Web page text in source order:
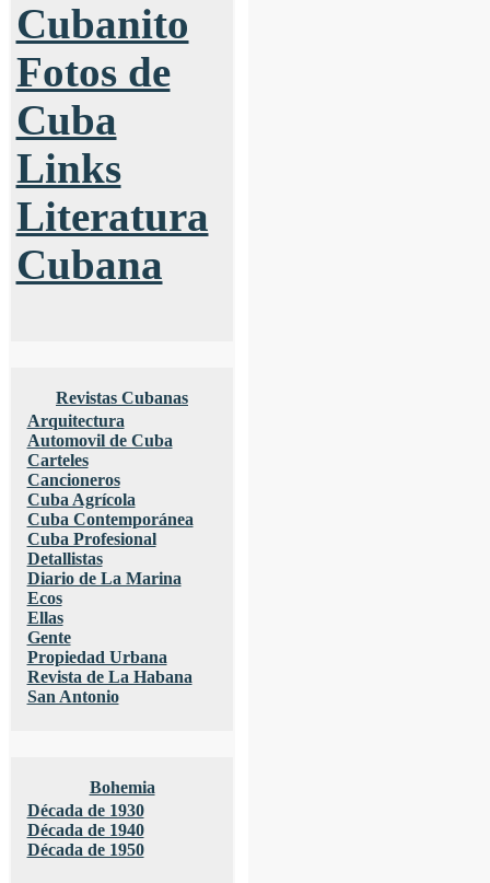
Cubanito
Fotos de
Cuba
Links
Literatura
Cubana
Revistas Cubanas
Arquitectura
Automovil de Cuba
Carteles
Cancioneros
Cuba Agrícola
Cuba Contemporánea
Cuba Profesional
Detallistas
Diario de La Marina
Ecos
Ellas
Gente
Propiedad Urbana
Revista de La Habana
San Antonio
Bohemia
Década de 1930
Década de 1940
Década de 1950